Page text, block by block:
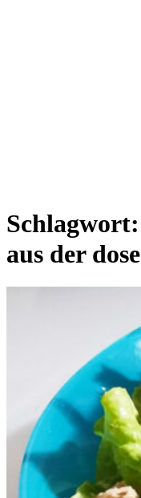
Schlagwort:
aus der dose